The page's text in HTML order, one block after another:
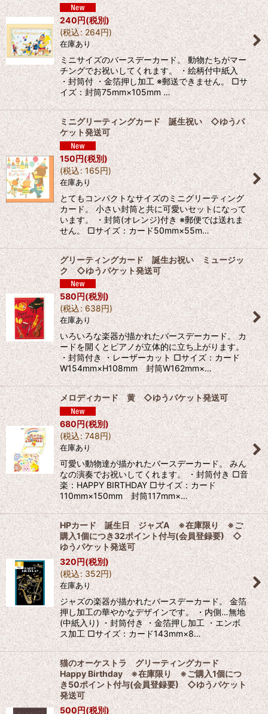
240円(税別)
(税込: 264円)
在庫あり
ミニサイズのバースデーカード。 動物たちがマー
チングでお祝いしてくれます。 ・絵柄付中紙入
・封筒付 ・金箔押し加工 ※郵送できません。 □サ
イズ：封筒75mm×105mm …
ミニグリーティングカード 誕生祝い ◇ゆうパ
ケット発送可
150円(税別)
(税込: 165円)
在庫あり
とてもコンパクトなサイズのミニグリーティング
カード。 小さい封筒と共に可愛いセットになって
います。 ・封筒(オレンジ)付き ※郵便では送れま
せん。 □サイズ：カード50mm×55m…
グリーティングカード 誕生お祝い ミュージッ
ク ◇ゆうパケット発送可
580円(税別)
(税込: 638円)
在庫あり
いろいろな楽器が描かれたバースデーカード。 カ
ードを開くとピアノが立体的に立ち上がります。
・封筒付き ・レーザーカット □サイズ：カード
W154mm×H108mm 封筒W162mm×…
メロディカード 黄 ◇ゆうパケット発送可
680円(税別)
(税込: 748円)
在庫あり
可愛い動物達が描かれたバースデーカード。 みん
なの演奏でお祝いしてくれます。 ・封筒付き □音
楽：HAPPY BIRTHDAY □サイズ：カード
110mm×150mm 封筒117mm×…
HPカード 誕生日 ジャズA ※在庫限り ※ご
購入1個につき32ポイント付与(会員登録要) ◇
ゆうパケット発送可
320円(税別)
(税込: 352円)
在庫あり
ジャズの楽器が描かれたバースデーカード。 金箔
押し加工の華やかなデザインです。 ・内側…無地
(中紙入り) ・封筒付き ・金箔押し加工 ・エンボ
ス加工 □サイズ：カード143mm×8…
猫のオーケストラ グリーティングカード
Happy Birthday ※在庫限り ※ご購入1個につ
き50ポイント付与(会員登録要) ◇ゆうパケット
発送可
500円(税別)